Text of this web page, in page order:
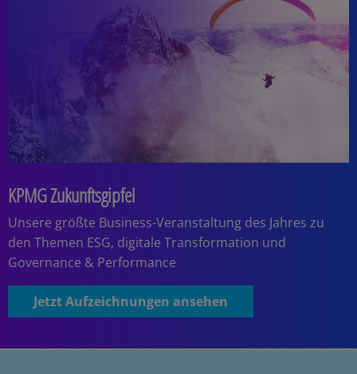
KPMG Zukunftsgipfel
Unsere größte Business-Veranstaltung des Jahres zu
den Themen ESG, digitale Transformation und
Governance & Performance
Jetzt Aufzeichnungen ansehen